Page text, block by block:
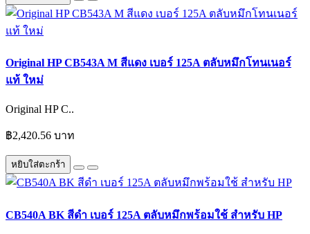
Original HP CB543A M สีแดง เบอร์ 125A ตลับหมึกโทนเนอร์
แท้ ใหม่
Original HP C..
฿2,420.56 บาท
หยิบใส่ตะกร้า
CB540A BK สีดำ เบอร์ 125A ตลับหมึกพร้อมใช้ สำหรับ HP